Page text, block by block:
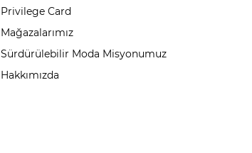
Privilege Card
Mağazalarımız
Sürdürülebilir Moda Misyonumuz
Hakkımızda